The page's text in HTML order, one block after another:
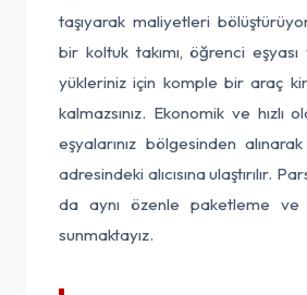
taşıyarak maliyetleri
bir koltuk takımı, öğrenci
yükleriniz için komple bir araç
kalmazsınız. Ekonomik ve hızlı
eşyalarınız bölgesinden
adresindeki alıcısına ulaştırılır.
da aynı özenle paketleme
sunmaktayız.